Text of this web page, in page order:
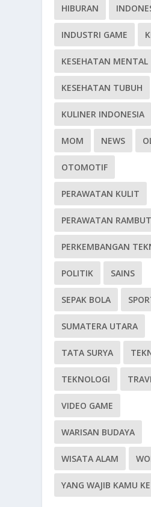
HIBURAN
INDUSTRI GAME
KESEHATAN MENTAL
KESEHATAN TUBUH
KULINER INDONESIA
MOM NEWS
OTOMOTIF
PERAWATAN KULIT
PERAWATAN RAMBUT
PERKEMBANGAN
POLITIK SAINS
SEPAK BOLA
SUMATERA UTARA
TATA SURYA
TEKNOLOGI
VIDEO GAME
WARISAN BUDAYA
WISATA ALAM
YANG WAJIB KAMU